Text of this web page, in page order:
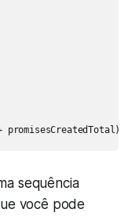
//
sequência
você pode